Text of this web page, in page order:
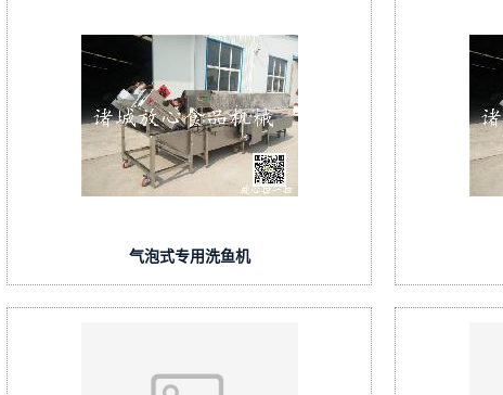
气泡式专用洗鱼机